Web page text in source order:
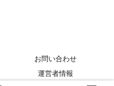
お問い合わせ
運営者情報